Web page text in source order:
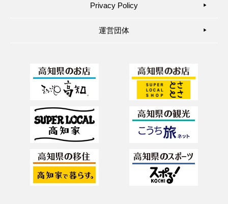
Privacy Policy ▶︎
運営団体 ▶︎